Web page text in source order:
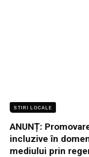
STIRI LOCALE
ANUNȚ:
incluzive în
mediului prin